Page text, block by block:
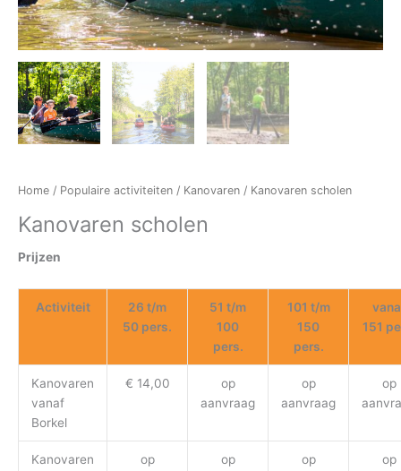
Home / Populaire activiteiten / Kanovaren / Kanovaren scholen
Kanovaren scholen
Prijzen
Activiteit
26 t/m
50 pers.
51 t/m
100
pers.
101 t/m
150
pers.
151
Kanovaren
vanaf
Borkel
€ 14,00
op
aanvraag
op
aanvraag
op
Kanovaren
op
op
op
op